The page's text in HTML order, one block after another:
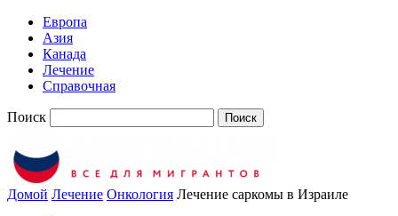
Европа
Азия
Канада
Лечение
Справочная
Поиск
Домой Лечение Онкология Лечение саркомы в Израиле